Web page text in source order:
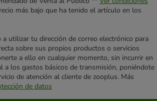
más bajo que ha tenido el artículo en los
utilizar tu dirección de correo electrónico para
sobre sus propios productos o servicios
a ello en cualquier momento, sin incurrir en
a los gastos básicos de transmisión, poniéndote
de atención al cliente de zooplus. Más
de datos